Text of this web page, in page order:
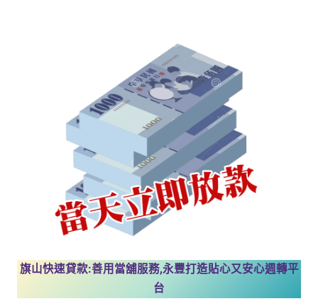
旗山快速貸款:善用當舖服務,永豐打造貼心又安心週轉平
台